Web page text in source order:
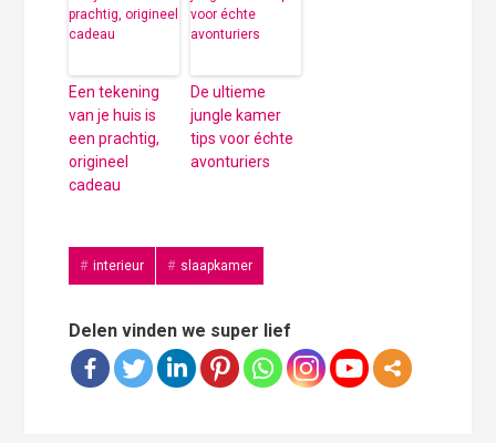
Een tekening
van je huis is
een prachtig,
origineel
cadeau
De ultieme
jungle kamer
tips voor échte
avonturiers
interieur slaapkamer
Delen vinden we super lief